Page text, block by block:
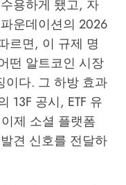
용하게 됐고, 자
운데이션의 2026
르면, 이 규제 명
떤 알트코인 시장
이다. 그 하방 효과
13F 공시, ETF 유
제 소셜 플랫폼
견 신호를 전달하